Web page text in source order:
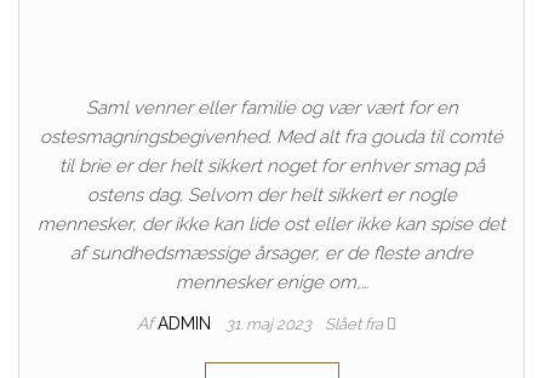
Saml venner eller familie og vær vært for en
ostesmagningsbegivenhed. Med alt fra gouda til comté
til brie er der helt sikkert noget for enhver smag på
ostens dag. Selvom der helt sikkert er nogle
mennesker, der ikke kan lide ost eller ikke kan spise det
af sundhedsmæssige årsager, er de fleste andre
mennesker enige om,…
Af ADMIN 31. maj 2023 Slået fra